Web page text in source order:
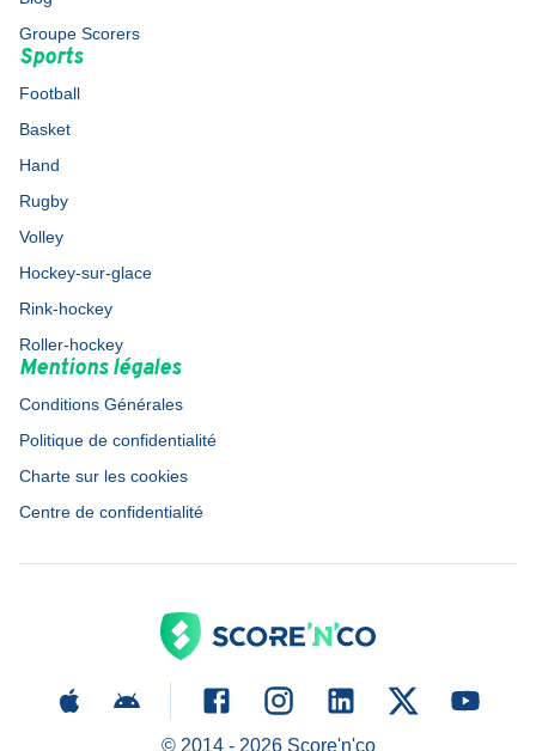
Groupe Scorers
Sports
Football
Basket
Hand
Rugby
Volley
Hockey-sur-glace
Rink-hockey
Roller-hockey
Mentions légales
Conditions Générales
Politique de confidentialité
Charte sur les cookies
Centre de confidentialité
© 2014 - 2026Score'n'co